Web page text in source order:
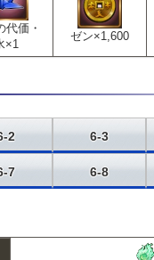
代価・
×1
ゼン×1,600
2 6-3
7 6-8